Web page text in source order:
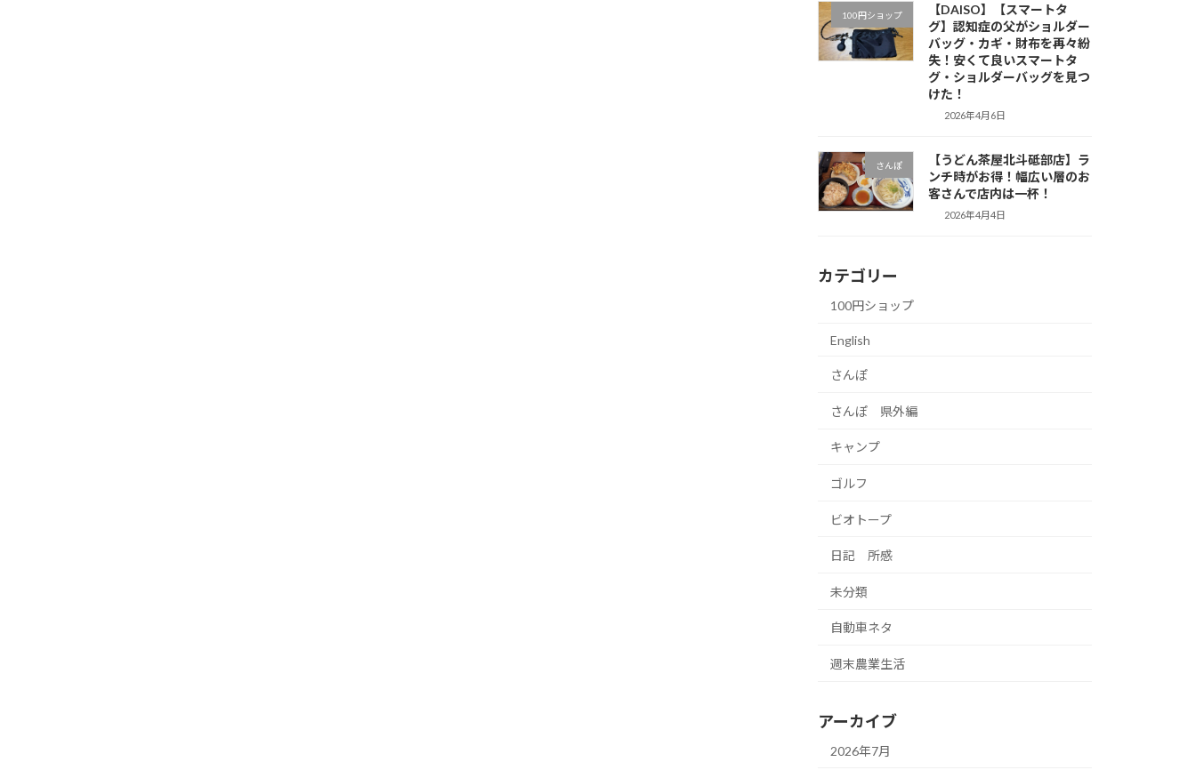
100円ショップ
【DAISO】【スマートタ
グ】認知症の父がショルダー
バッグ・カギ・財布を再々紛
失！安くて良いスマートタ
グ・ショルダーバッグを見つ
けた！
2026年4月6日
さんぽ
【うどん茶屋北斗砥部店】ラ
ンチ時がお得！幅広い層のお
客さんで店内は一杯！
2026年4月4日
カテゴリー
100円ショップ
English
さんぽ
さんぽ 県外編
キャンプ
ゴルフ
ビオトープ
日記 所感
未分類
自動車ネタ
週末農業生活
アーカイブ
2026年7月